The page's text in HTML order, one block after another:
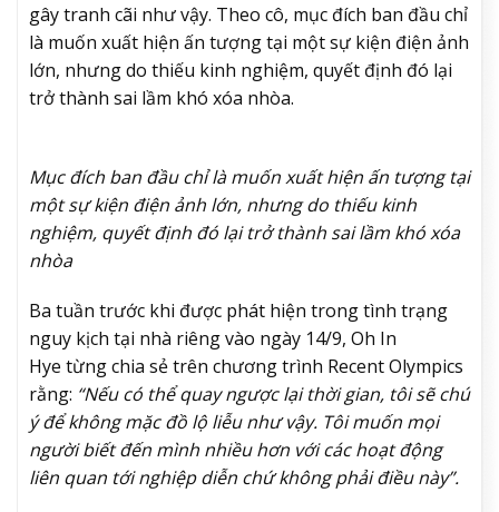
gây tranh cãi như vậy. Theo cô, mục đích ban đầu chỉ
là muốn xuất hiện ấn tượng tại một sự kiện điện ảnh
lớn, nhưng do thiếu kinh nghiệm, quyết định đó lại
trở thành sai lầm khó xóa nhòa.
Mục đích ban đầu chỉ là muốn xuất hiện ấn tượng tại
một sự kiện điện ảnh lớn, nhưng do thiếu kinh
nghiệm, quyết định đó lại trở thành sai lầm khó xóa
nhòa
Ba tuần trước khi được phát hiện trong tình trạng
nguy kịch tại nhà riêng vào ngày 14/9, Oh In
Hye từng chia sẻ trên chương trình Recent Olympics
rằng: “Nếu có thể quay ngược lại thời gian, tôi sẽ chú
ý để không mặc đồ lộ liễu như vậy. Tôi muốn mọi
người biết đến mình nhiều hơn với các hoạt động
liên quan tới nghiệp diễn chứ không phải điều này”.